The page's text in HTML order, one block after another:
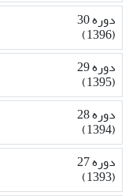
دوره 30
(1396)
دوره 29
(1395)
دوره 28
(1394)
دوره 27
(1393)